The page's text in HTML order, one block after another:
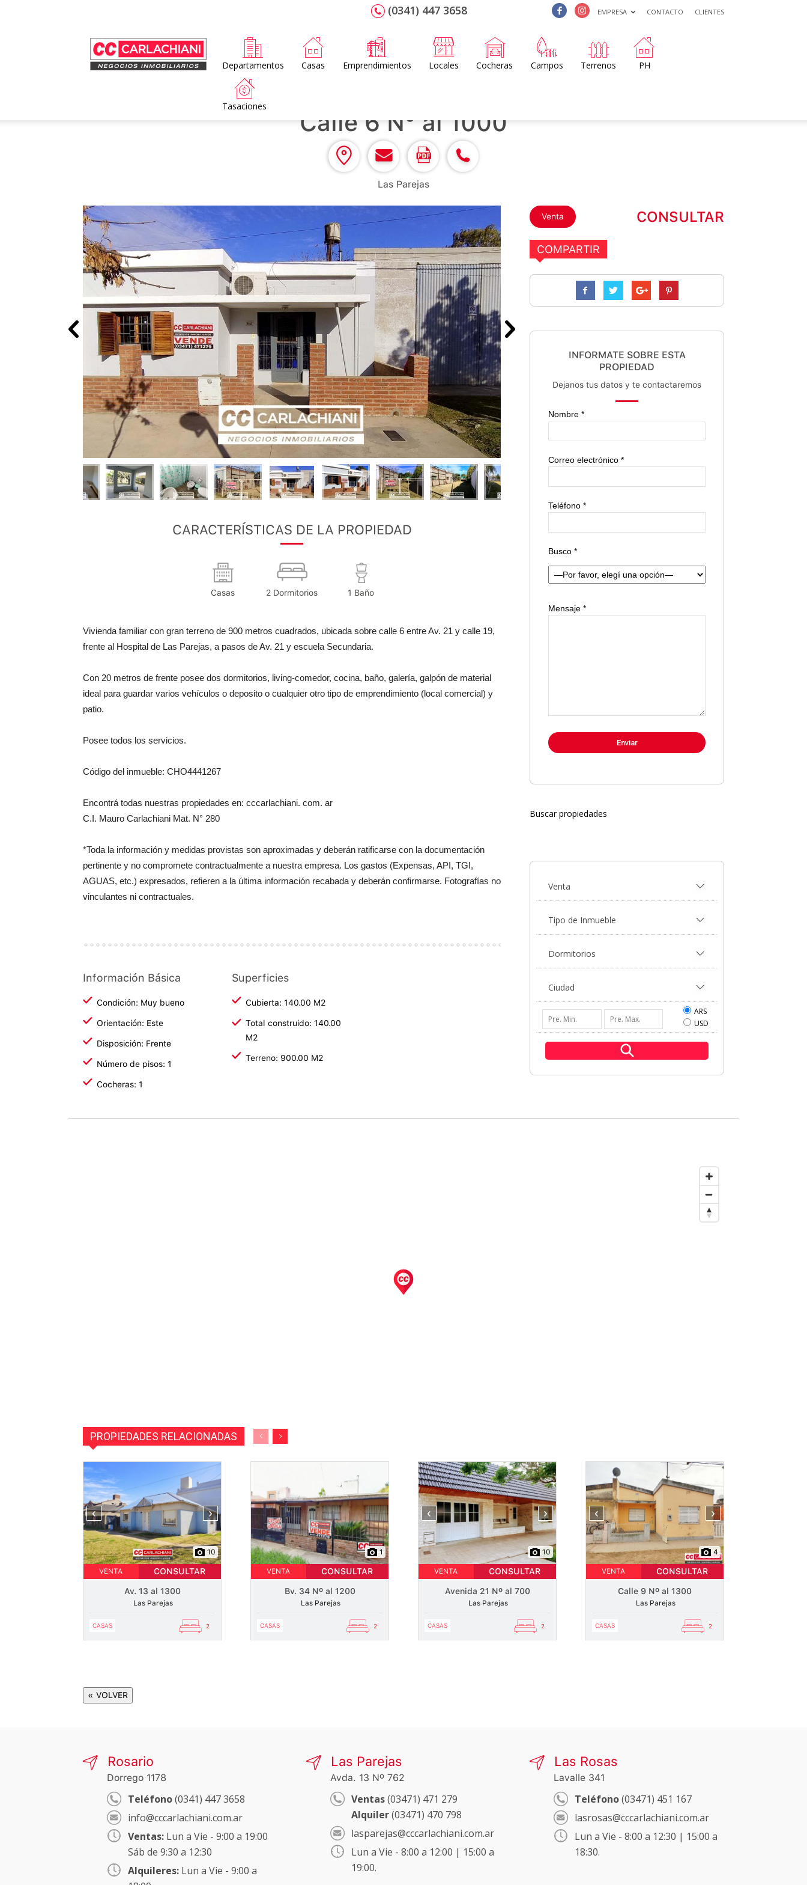
(0341) 447 3658 EMPRESA CONTACTO CLIENTES
Home
Departamentos Casas Emprendimientos Locales Cocheras Campos Terrenos PH
Tasaciones
Calle 6 N° al 1000
Las Parejas
CARACTERÍSTICAS DE LA PROPIEDAD
Casas 2 Dormitorios 1 Baño
Vivienda familiar con gran terreno de 900 metros cuadrados, ubicada sobre calle 6 entre Av. 21 y calle 19,
frente al Hospital de Las Parejas, a pasos de Av. 21 y escuela Secundaria.
Con 20 metros de frente posee dos dormitorios, living-comedor, cocina, baño, galería, galpón de material
ideal para guardar varios vehículos o deposito o cualquier otro tipo de emprendimiento (local comercial) y
patio.
Posee todos los servicios.
Código del inmueble: CHO4441267
Encontrá todas nuestras propiedades en: cccarlachiani. com. ar
C.I. Mauro Carlachiani Mat. N° 280
*Toda la información y medidas provistas son aproximadas y deberán ratificarse con la documentación
pertinente y no compromete contractualmente a nuestra empresa. Los gastos (Expensas, API, TGI,
AGUAS, etc.) expresados, refieren a la última información recabada y deberán confirmarse. Fotografías no
vinculantes ni contractuales.
Información Básica
Condición: Muy bueno
Orientación: Este
Disposición: Frente
Número de pisos: 1
Cocheras: 1
Superficies
Cubierta: 140.00 M2
Total construido: 140.00
M2
Terreno: 900.00 M2
Venta CONSULTAR
COMPARTIR
INFORMATE SOBRE ESTA
PROPIEDAD
Dejanos tus datos y te contactaremos
Nombre *
Correo electrónico *
Teléfono *
Busco *
Mensaje *
Buscar propiedades
ARS
USD
PROPIEDADES RELACIONADAS
‹ ›
10
VENTA CONSULTAR
Av. 13 al 1300
Las Parejas
CASAS 2
1
VENTA CONSULTAR
Bv. 34 Nº al 1200
Las Parejas
CASAS 2
‹ ›
10
VENTA CONSULTAR
Avenida 21 Nº al 700
Las Parejas
CASAS 2
‹ ›
4
VENTA CONSULTAR
Calle 9 Nº al 1300
Las Parejas
CASAS 2
« VOLVER
Rosario
Dorrego 1178
Teléfono(0341) 447 3658
info@cccarlachiani.com.ar
Ventas: Lun a Vie - 9:00 a 19:00
Sáb de 9:30 a 12:30
Alquileres: Lun a Vie - 9:00 a
Las Parejas
Avda. 13 Nº 762
Ventas(03471) 471 279
Alquiler(03471) 470 798
lasparejas@cccarlachiani.com.ar
Lun a Vie - 8:00 a 12:00 | 15:00 a
19:00.
Las Rosas
Lavalle 341
Teléfono(03471) 451 167
lasrosas@cccarlachiani.com.ar
Lun a Vie - 8:00 a 12:30 | 15:00 a
18:30.